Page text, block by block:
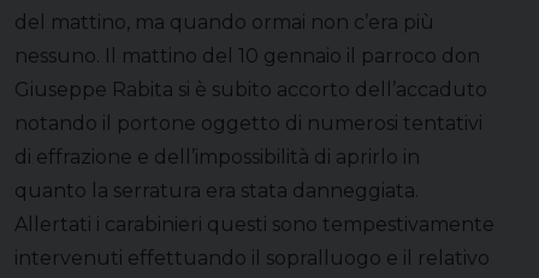
del mattino, ma quando ormai non c’era più
nessuno. Il mattino del 10 gennaio il parroco don
Giuseppe Rabita si è subito accorto dell’accaduto
notando il portone oggetto di numerosi tentativi
di effrazione e dell’impossibilità di aprirlo in
quanto la serratura era stata danneggiata.
Allertati i carabinieri questi sono tempestivamente
intervenuti effettuando il sopralluogo e il relativo